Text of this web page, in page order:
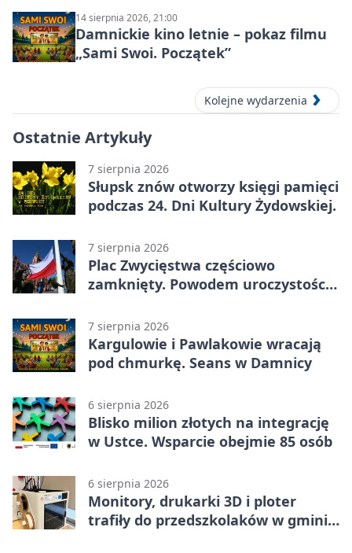
14 sierpnia 2026, 21:00
Damnickie kino letnie – pokaz filmu
„Sami Swoi. Początek”
Kolejne wydarzenia
Ostatnie Artykuły
7 sierpnia 2026
Słupsk znów otworzy księgi pamięci
podczas 24. Dni Kultury Żydowskiej.
7 sierpnia 2026
Plac Zwycięstwa częściowo
zamknięty. Powodem uroczystości
7 sierpnia 2026
Kargulowie i Pawlakowie wracają
pod chmurkę. Seans w Damnicy
6 sierpnia 2026
Blisko milion złotych na integrację
w Ustce. Wsparcie obejmie 85 osób
6 sierpnia 2026
Monitory, drukarki 3D i ploter
trafiły do przedszkolaków w gminie